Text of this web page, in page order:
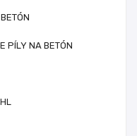
PÍLY NA BETÓN